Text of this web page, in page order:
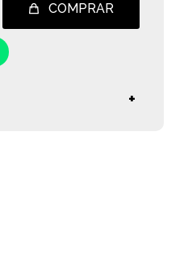
COMPRAR